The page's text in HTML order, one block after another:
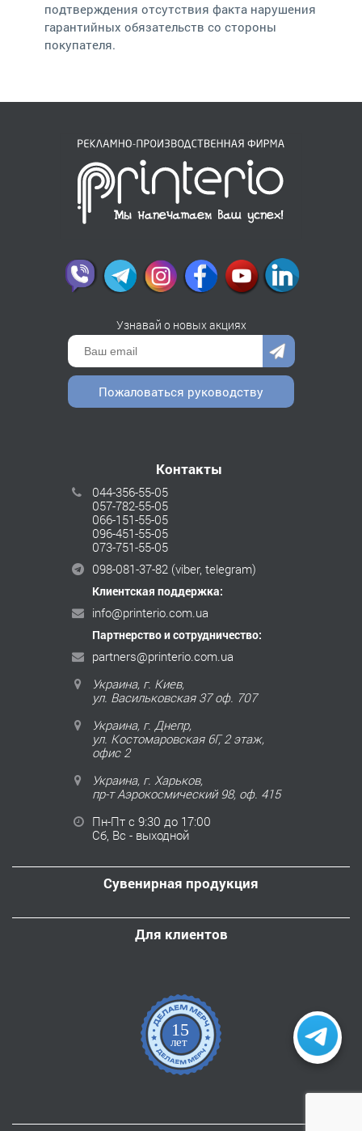
подтверждения отсутствия факта нарушения
гарантийных обязательств со стороны
покупателя.
Узнавай о новых акциях
Пожаловаться руководству
Контакты
044-356-55-05
057-782-55-05
066-151-55-05
096-451-55-05
073-751-55-05
098-081-37-82 (viber, telegram)
Клиентская поддержка:
info@printerio.com.ua
Партнерство и сотрудничество:
partners@printerio.com.ua
Украина, г. Киев,
ул. Васильковская 37 оф. 707
Украина, г. Днепр,
ул. Костомаровская 6Г, 2 этаж,
офис 2
Украина, г. Харьков,
пр-т Аэрокосмический 98, оф. 415
Пн-Пт с 9:30 до 17:00
Сб, Вс - выходной
Сувенирная продукция
Для клиентов
15
лет